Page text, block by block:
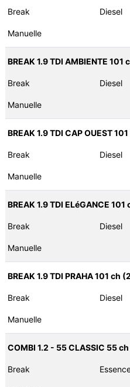
Break Diesel
Manuelle
BREAK 1.9 TDI AMBIENTE
Break Diesel
Manuelle
BREAK 1.9 TDI CAP OUEST
Break Diesel
Manuelle
BREAK 1.9 TDI ELéGANCE
Break Diesel
Manuelle
BREAK 1.9 TDI PRAHA 101 ch
Break Diesel
Manuelle
COMBI 1.2 - 55 CLASSIC 55
Break